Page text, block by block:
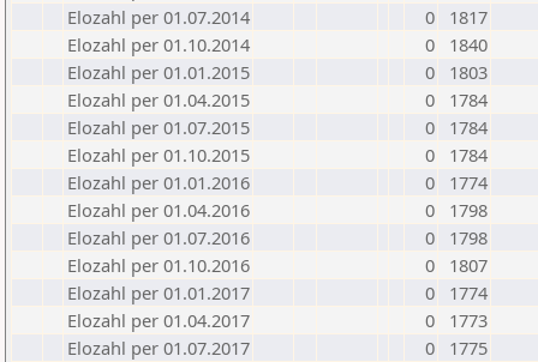
Elozahl per 01.07.2014
0
1817
Elozahl per 01.10.2014
0
1840
Elozahl per 01.01.2015
0
1803
Elozahl per 01.04.2015
0
1784
Elozahl per 01.07.2015
0
1784
Elozahl per 01.10.2015
0
1784
Elozahl per 01.01.2016
0
1774
Elozahl per 01.04.2016
0
1798
Elozahl per 01.07.2016
0
1798
Elozahl per 01.10.2016
0
1807
Elozahl per 01.01.2017
0
1774
Elozahl per 01.04.2017
0
1773
Elozahl per 01.07.2017
0
1775